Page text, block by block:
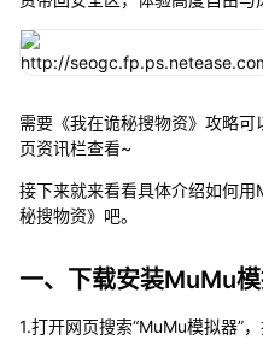
需要《我在诡秘搜物资》攻略
页资讯栏查看~
接下来就来看看具体介绍如何
秘搜物资》吧。
一、下载安装MuMu
1.打开网页搜索“MuMu模拟器”